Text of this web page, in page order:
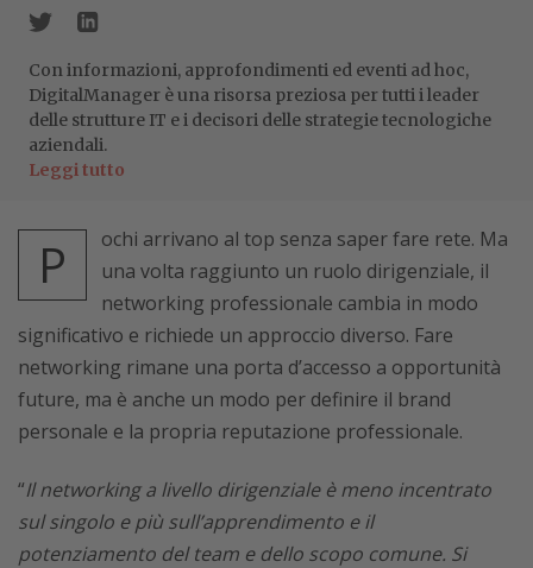
Con informazioni, approfondimenti ed eventi ad hoc,
DigitalManager è una risorsa preziosa per tutti i leader
delle strutture IT e i decisori delle strategie tecnologiche
aziendali.
Leggi tutto
P
ochi arrivano al top senza saper fare rete. Ma
una volta raggiunto un ruolo dirigenziale, il
networking professionale cambia in modo
significativo e richiede un approccio diverso. Fare
networking rimane una porta d’accesso a opportunità
future, ma è anche un modo per definire il brand
personale e la propria reputazione professionale.
“Il networking a livello dirigenziale è meno incentrato
sul singolo e più sull’apprendimento e il
potenziamento del team e dello scopo comune. Si